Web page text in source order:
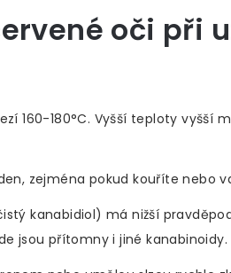
oči při
160-180°C. Vyšší teploty vyšší
zejména pokud kouříte nebo
kanabidiol) má nižší
jsou přítomny i jiné kanabinoidy.